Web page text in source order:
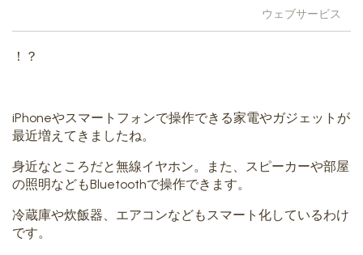
ウェブサービス
！？
iPhoneやスマートフォンで操作できる家電やガジェットが
最近増えてきましたね。
身近なところだと無線イヤホン。また、スピーカーや部屋
の照明などもBluetoothで操作できます。
冷蔵庫や炊飯器、エアコンなどもスマート化しているわけ
です。